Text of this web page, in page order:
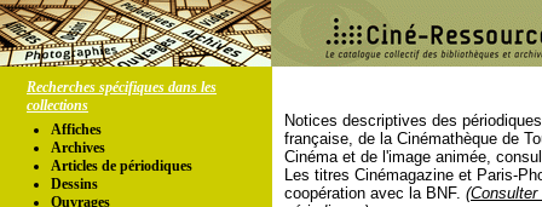
Recherches spécifiques dans les
collections
Affiches
Archives
Articles de périodiques
Dessins
Ouvrages
Notices descriptives des
française, de la Cinémathèque de
Cinéma et de l'image animée,
Les titres Cinémagazine et Paris-
coopération avec la BNF.